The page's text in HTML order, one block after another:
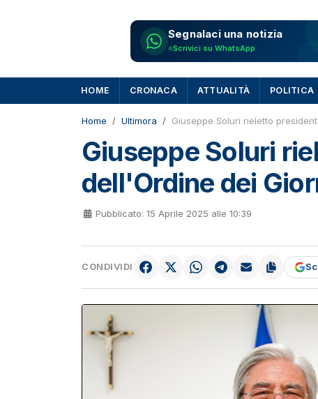
Segnalaci una notizia
Scrivici su WhatsApp
HOME CRONACA ATTUALITÀ POLITICA
Home Ultimora Giuseppe Soluri rieletto
Giuseppe Soluri
dell'Ordine dei
Pubblicato: 15 Aprile 2025 alle 10:39
CONDIVIDI